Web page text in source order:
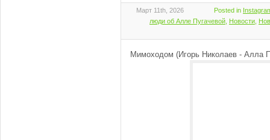
Март 11th, 2026 Posted in
люди об Алле Пугачевой Новости
Мимоходом (Игорь Николаев - Алла